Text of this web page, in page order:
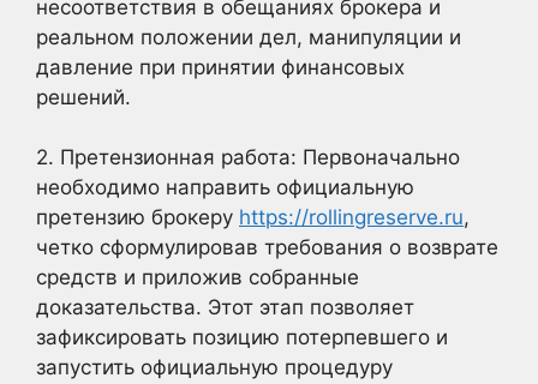
несоответствия в обещаниях брокера и
реальном положении дел, манипуляции и
давление при принятии финансовых
решений.
2. Претензионная работа: Первоначально
необходимо направить официальную
претензию брокеру https://rollingreserve.ru,
четко сформулировав требования о возврате
средств и приложив собранные
доказательства. Этот этап позволяет
зафиксировать позицию потерпевшего и
запустить официальную процедуру